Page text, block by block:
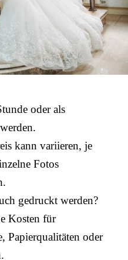
oder als
kann variieren, je
Fotos
gedruckt werden?
Kosten für
Papierqualitäten oder